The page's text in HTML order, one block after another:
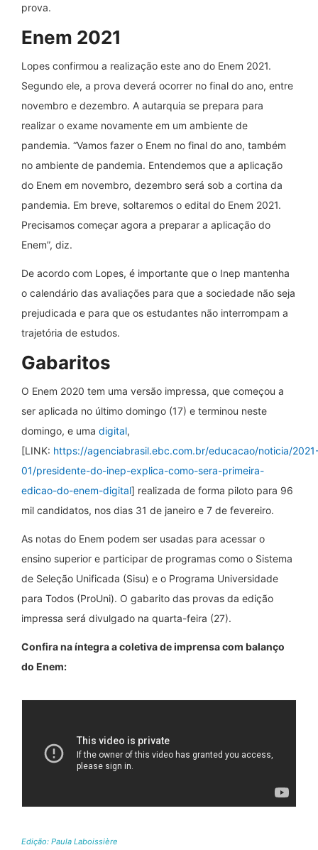
prova.
Enem 2021
Lopes confirmou a realização este ano do Enem 2021.
Segundo ele, a prova deverá ocorrer no final do ano, entre
novembro e dezembro. A autarquia se prepara para
realizar o exame novamente em um ambiente de
pandemia. “Vamos fazer o Enem no final do ano, também
no ambiente de pandemia. Entendemos que a aplicação
do Enem em novembro, dezembro será sob a cortina da
pandemia. Em breve, soltaremos o edital do Enem 2021.
Precisamos começar agora a preparar a aplicação do
Enem”, diz.
De acordo com Lopes, é importante que o Inep mantenha
o calendário das avaliações para que a sociedade não seja
prejudicada e para que os estudantes não interrompam a
trajetória de estudos.
Gabaritos
O Enem 2020 tem uma versão impressa, que começou a
ser aplicada no último domingo (17) e terminou neste
domingo, e uma digital,
[LINK: https://agenciabrasil.ebc.com.br/educacao/noticia/
01/presidente-do-inep-explica-como-sera-primeira-
edicao-do-enem-digital] realizada de forma piloto para 96
mil candidatos, nos dias 31 de janeiro e 7 de fevereiro.
As notas do Enem podem ser usadas para acessar o
ensino superior e participar de programas como o Sistema
de Seleção Unificada (Sisu) e o Programa Universidade
para Todos (ProUni). O gabarito das provas da edição
impressa será divulgado na quarta-feira (27).
Confira na íntegra a coletiva de imprensa com balanço
do Enem:
Edição: Paula Laboissière